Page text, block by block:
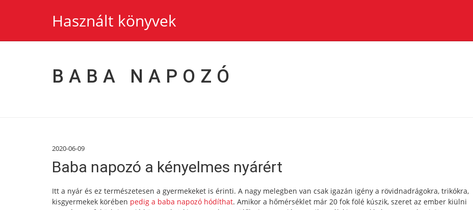
Használt könyvek
BABA NAPOZÓ
2020-06-09
Baba napozó a kényelmes nyárért
Itt a nyár és ez természetesen a gyermekeket is érinti. A nagy melegben van csak igazán igény a rövidnadrágokra, trikókra,
kisgyermekek körében pedig a baba napozó hódíthat. Amikor a hőmérséklet már 20 fok fölé kúszik, szeret az ember kiülni